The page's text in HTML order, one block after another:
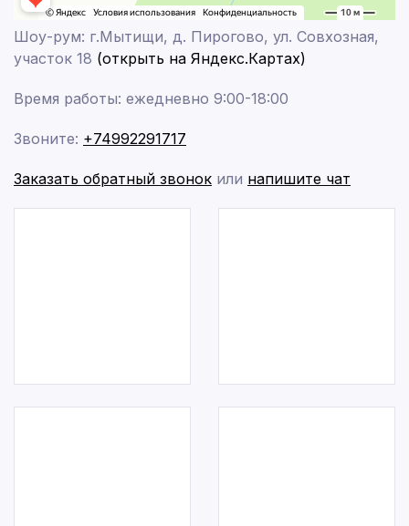
Шоу-рум: г.Мытищи, д. Пирогово, ул. Совхозная,
участок 18 (открыть на Яндекс.Картах)
Время работы: ежедневно 9:00-18:00
Звоните: +74992291717
Заказать обратный звонок или напишите чат